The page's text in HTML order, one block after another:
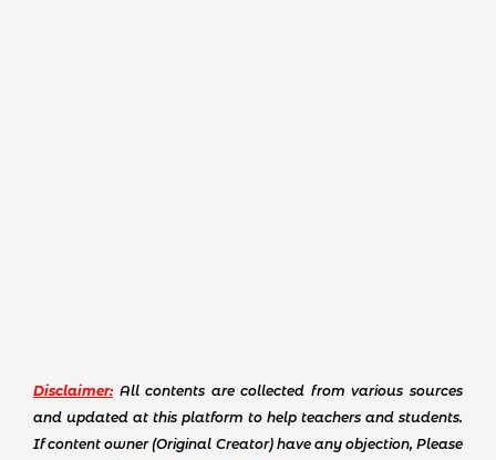
Disclaimer: All contents are collected from various sources
and updated at this platform to help teachers and students.
If content owner (Original Creator) have any objection, Please